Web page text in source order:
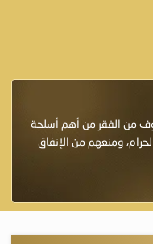
الفقر﴾[البقرة:٢٦٨] الخوف من الفقر من أهم أسلحة
ومنعهم من الإنفاق